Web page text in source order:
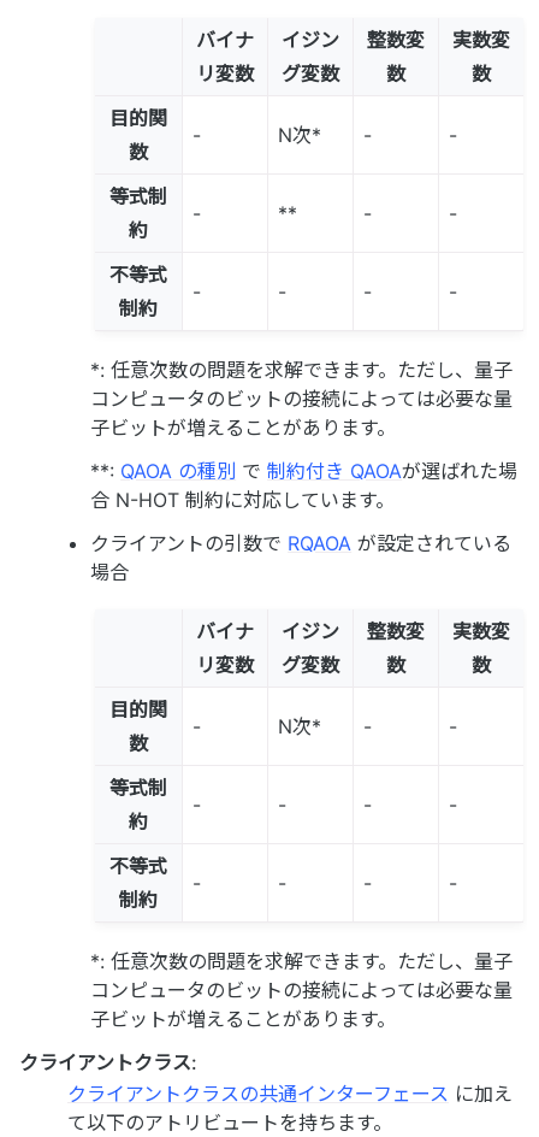
バイナ
リ変数
イジン
グ変数
整数変
数
実数変
数
目的関
数
- N次* - -
等式制
約
- ** - -
不等式
制約
- - - -
*: 任意次数の問題を求解できます。ただし、量子
コンピュータのビットの接続によっては必要な量
子ビットが増えることがあります。
**: QAOA の種別 で制約付き QAOAが選ばれた場
合 N-HOT 制約に対応しています。
クライアントの引数で RQAOA が設定されている
場合
バイナ
リ変数
イジン
グ変数
整数変
数
実数変
数
目的関
数
- N次* - -
等式制
約
- - - -
不等式
制約
- - - -
*: 任意次数の問題を求解できます。ただし、量子
コンピュータのビットの接続によっては必要な量
子ビットが増えることがあります。
クライアントクラス:
クライアントクラスの共通インターフェース に加え
て以下のアトリビュートを持ちます。